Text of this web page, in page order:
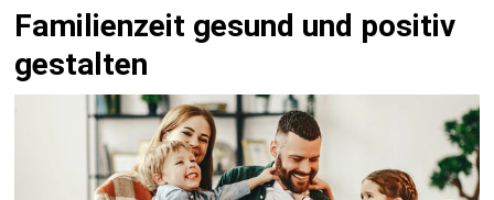
Familienzeit gesund und positiv
gestalten